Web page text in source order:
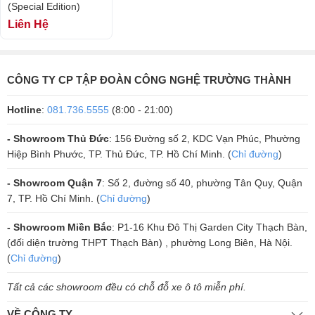
Loa hỗ trợ kết nối Bluetooth 4.1, giúp kết nối nhanh chóng và ổn định
thuận tiện cho việc chia sẻ âm nhạc giữa bạn và bạn bè. Ngoài ra, loa
với các thiết bị qua cổng USB hoặc jack AUX.
(Special Edition)
Liên Hệ
CÔNG TY CP TẬP ĐOÀN CÔNG NGHỆ TRƯỜNG THÀNH
Hotline: 081.736.5555 (8:00 - 21:00)
- Showroom Thủ Đức: 156 Đường số 2, KDC Vạn Phúc, Phường
Hiệp Bình Phước, TP. Thủ Đức, TP. Hồ Chí Minh. (Chỉ đường)
- Showroom Quận 7: Số 2, đường số 40, phường Tân Quy, Quận
7, TP. Hồ Chí Minh. (Chỉ đường)
- Showroom Miền Bắc: P1-16 Khu Đô Thị Garden City Thạch Bàn,
(đối diện trường THPT Thạch Bàn) , phường Long Biên, Hà Nội.
(Chỉ đường)
Tất cả các showroom đều có chỗ đỗ xe ô tô miễn phí.